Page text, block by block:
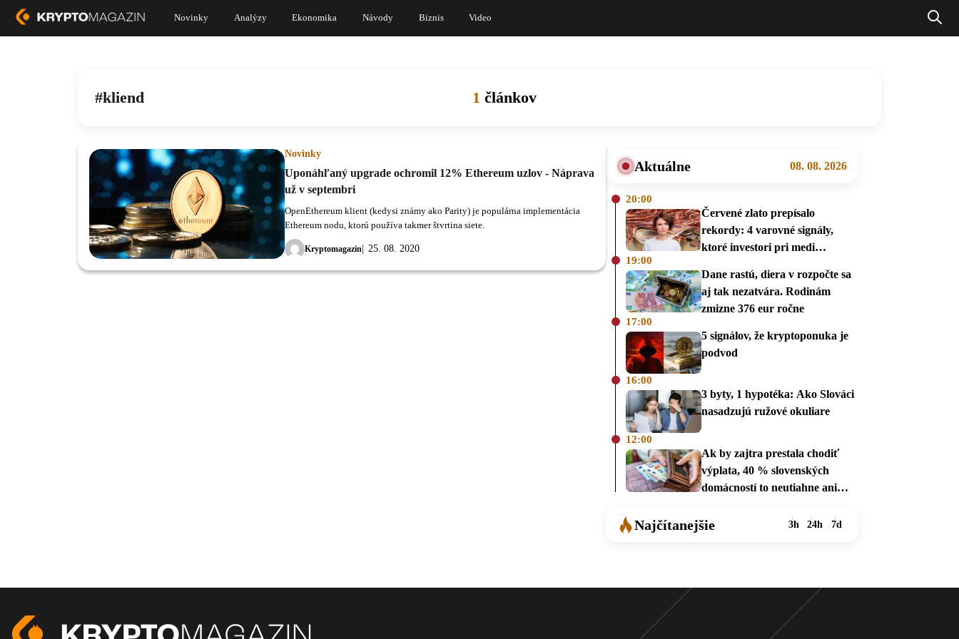
Novinky Analýzy Ekonomika Návody Biznis Video
kliend 1 článkov
Novinky
Uponáhľaný upgrade ochromil 12% Ethereum uzlov - Náprava
už v septembri
Kryptomagazin 25. 08. 2020
OpenEthereum klient (kedysi známy ako Parity) je populárna implementácia
Ethereum nodu, ktorú používa takmer štvrtina siete.
Aktuálne 08. 08. 2026
20:00
Červené zlato prepísalo
rekordy: 4 varovné signály,
ktoré investori pri medi
19:00
Dane rastú, diera v rozpočte sa
aj tak nezatvára. Rodinám
zmizne 376 eur ročne
17:00
5 signálov, že kryptoponuka je
podvod
16:00
3 byty, 1 hypotéka: Ako Slováci
nasadzujú ružové okuliare
12:00
Ak by zajtra prestala chodiť
výplata, 40 % slovenských
domácností to neutiahne ani
Najčítanejšie 3h 24h 7d